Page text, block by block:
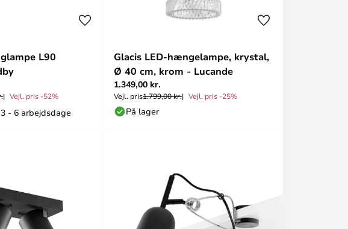
L90
Vejl. pris -52%
- 6 arbejdsdage
Glacis LED-hængelampe, krystal,
Ø 40 cm, krom - Lucande
1.349,00 kr.
Vejl. pris1.799,00 kr. Vejl. pris -25%
På lager